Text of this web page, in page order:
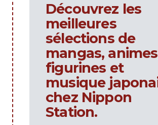
Découvrez les
meilleures
sélections de
mangas,
figurines et
musique
chez Nippon
Station.